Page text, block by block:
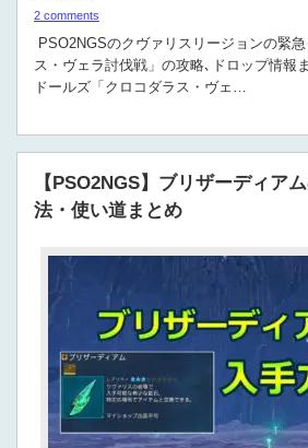
2 comments
PSO2NGSのクヴァリスリージョンの緊
ス・ヴェラ討伐戦」の攻略､ドロップ情報
ドールズ「クロコダラス・ヴェ…
【PSO2NGS】ブリザーディア
法・使い道まとめ